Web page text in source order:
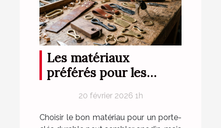
Les matériaux
préférés pour les
20 février 2026 1h
Choisir le bon matériau pour un porte-